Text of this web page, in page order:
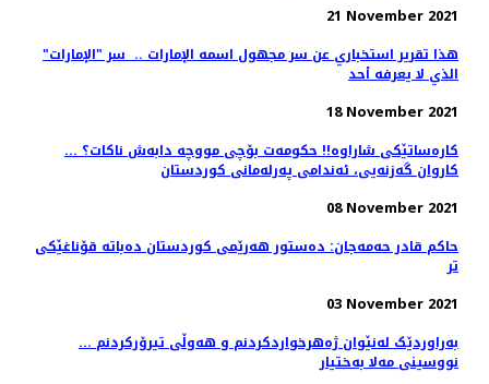
21 November 2021
هذا تقرير استخباري عن سر مجهول اسمه الإمارات .. ‏ سر "الإمارات"
الذي لا يعرفه أحد
18 November 2021
کارەساتێکی شاراوە!! حکومەت بۆچی مووچە دابەش ناکات؟ ...
كاروان گه‌زنه‌یی، ئه‌ندامی په‌رله‌مانی كوردستان
08 November 2021
حاكم قادر حه‌مه‌جان: دەستور ھەرێمی كوردستان دەباتە قۆناغێكی
تر
03 November 2021
بەراوردێک لەنێوان ژەهرخواردکردنم و هەوڵی تیرۆرکردنم ...
نووسینی مەلا بەختیار